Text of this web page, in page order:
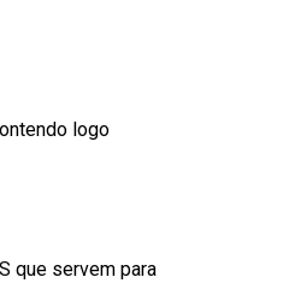
logo
que servem para